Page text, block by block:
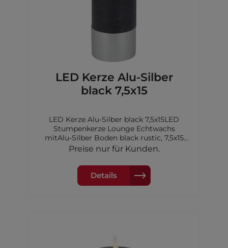
LED Kerze Alu-Silber
black 7,5x15
LED Kerze Alu-Silber black 7,5x15LED
Stumpenkerze Lounge Echtwachs
mitAlu-Silber Boden black rustic, 7,5x15
cm,2xAA Batterien nicht inkl.
Preise nur für Kunden.
Details